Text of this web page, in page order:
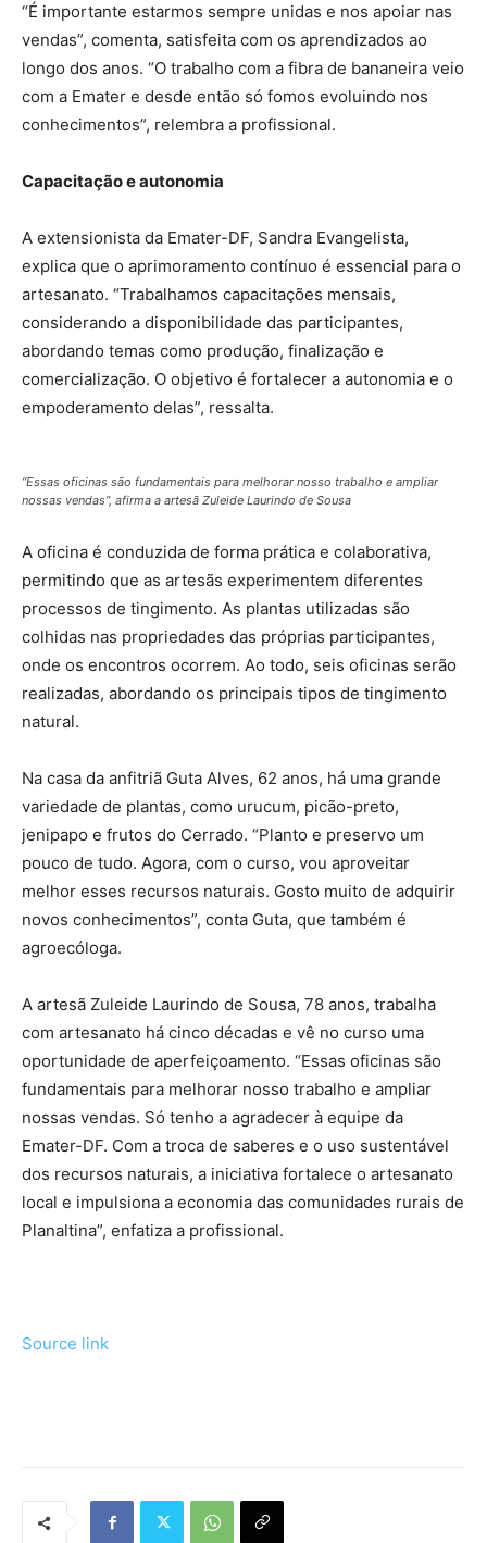
“É importante estarmos sempre unidas e nos apoiar nas
vendas”, comenta, satisfeita com os aprendizados ao
longo dos anos. “O trabalho com a fibra de bananeira veio
com a Emater e desde então só fomos evoluindo nos
conhecimentos”, relembra a profissional.
Capacitação e autonomia
A extensionista da Emater-DF, Sandra Evangelista,
explica que o aprimoramento contínuo é essencial para o
artesanato. “Trabalhamos capacitações mensais,
considerando a disponibilidade das participantes,
abordando temas como produção, finalização e
comercialização. O objetivo é fortalecer a autonomia e o
empoderamento delas”, ressalta.
“Essas oficinas são fundamentais para melhorar nosso trabalho e ampliar
nossas vendas”, afirma a artesã Zuleide Laurindo de Sousa
A oficina é conduzida de forma prática e colaborativa,
permitindo que as artesãs experimentem diferentes
processos de tingimento. As plantas utilizadas são
colhidas nas propriedades das próprias participantes,
onde os encontros ocorrem. Ao todo, seis oficinas serão
realizadas, abordando os principais tipos de tingimento
natural.
Na casa da anfitriã Guta Alves, 62 anos, há uma grande
variedade de plantas, como urucum, picão-preto,
jenipapo e frutos do Cerrado. “Planto e preservo um
pouco de tudo. Agora, com o curso, vou aproveitar
melhor esses recursos naturais. Gosto muito de adquirir
novos conhecimentos”, conta Guta, que também é
agroecóloga.
A artesã Zuleide Laurindo de Sousa, 78 anos, trabalha
com artesanato há cinco décadas e vê no curso uma
oportunidade de aperfeiçoamento. “Essas oficinas são
fundamentais para melhorar nosso trabalho e ampliar
nossas vendas. Só tenho a agradecer à equipe da
Emater-DF. Com a troca de saberes e o uso sustentável
dos recursos naturais, a iniciativa fortalece o artesanato
local e impulsiona a economia das comunidades rurais de
Planaltina”, enfatiza a profissional.
Source link